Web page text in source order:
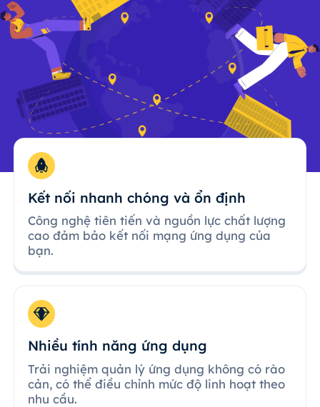
Kết nối nhanh chóng và ổn định
Công nghệ tiên tiến và nguồn lực chất lượng
cao đảm bảo kết nối mạng ứng dụng của
bạn.
Nhiều tính năng ứng dụng
Trải nghiệm quản lý ứng dụng không có rào
cản, có thể điều chỉnh mức độ linh hoạt theo
nhu cầu.